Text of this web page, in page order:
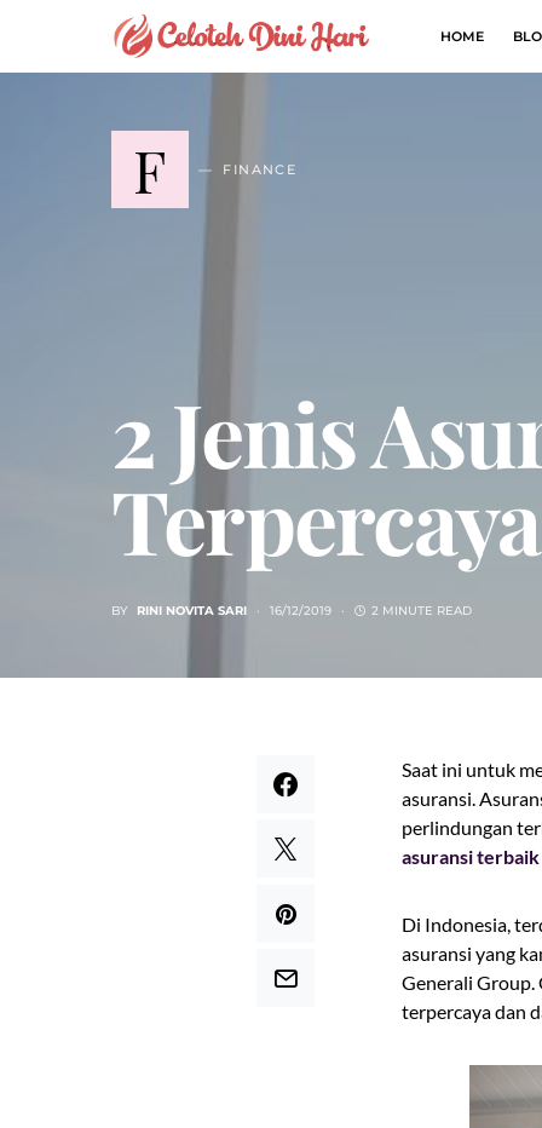
HOME
F FINANCE
2 Jenis
BY RINI NOVITA SARI 16/12/2019 2 MINUTE READ
Saat ini untuk
asuransi.
perlindungan
asuransi
Di Indonesia,
asuransi yang
Generali Group.
terpercaya dan